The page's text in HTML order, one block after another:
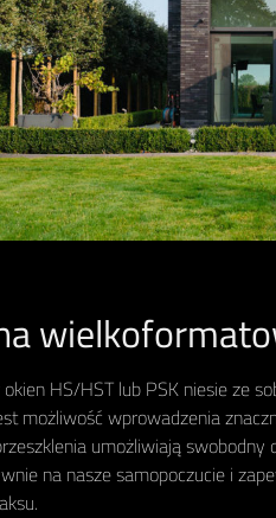
HS/HST lub PSK niesie ze
możliwość wprowadzenia
umożliwiają swobodny
na nasze samopoczucie i